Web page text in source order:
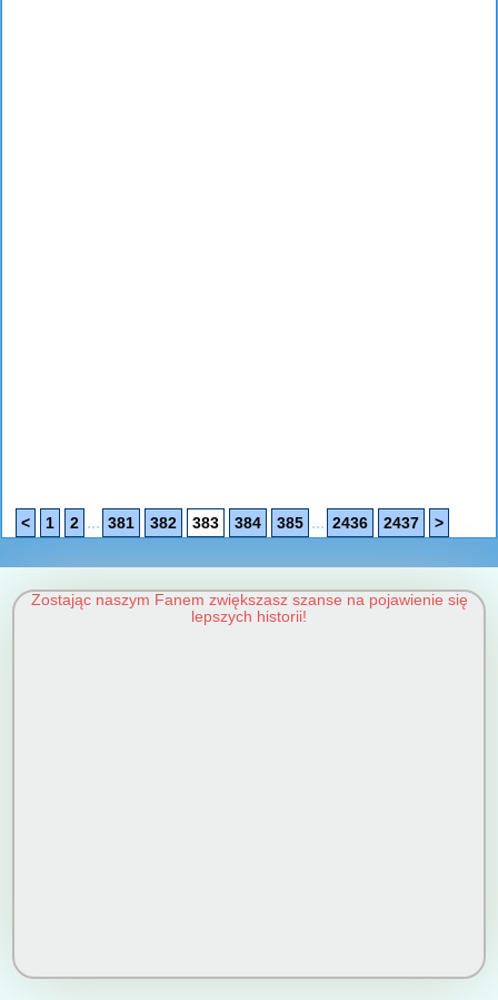
< 1 2 ... 381 382 383 384 385 ... 2436 2437 >
Zostając naszym Fanem zwiększasz szanse na pojawienie się
lepszych historii!